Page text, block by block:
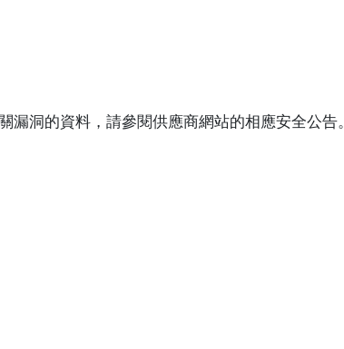
洞的資料，請參閱供應商網站的相應安全公告。